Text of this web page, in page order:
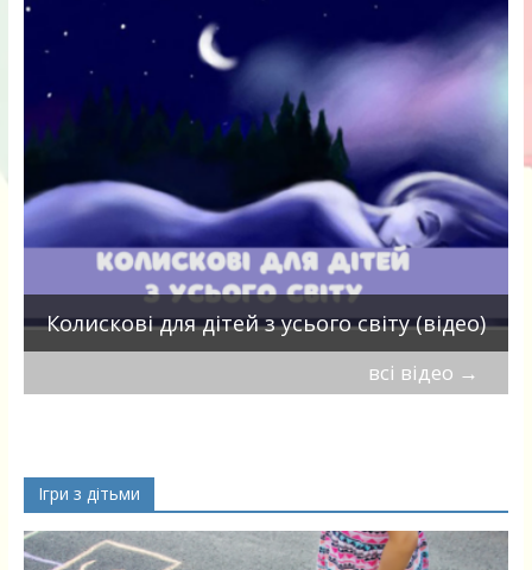
Колискові для дітей з усього світу (відео)
всі відео →
Ігри з дітьми